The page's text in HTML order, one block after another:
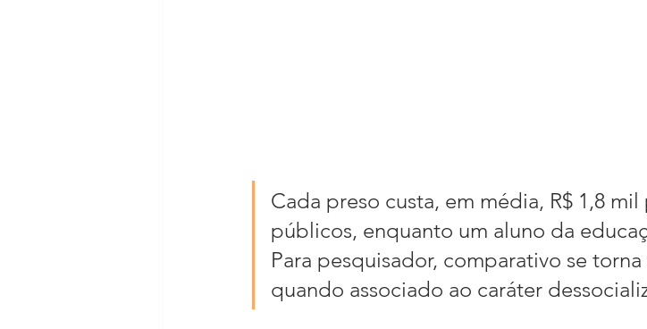
Cada preso custa, em média, R$ 1,8
públicos, enquanto um aluno da
Para pesquisador, comparativo se
quando associado ao caráter